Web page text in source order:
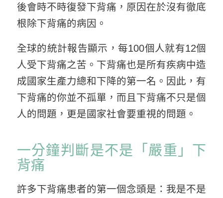
後會時不時復發下背痛，原因在於沒有徹底
根除下背痛的病因。
全球的統計報告顯示，每100個人就有12個
人受下背痛之苦。下背痛也是所有疾病中造
成國家生產力總和下降的第一名。因此，有
下背痛的你並不孤單，而且下背痛不只是個
人的問題，更是國家社會要重視的問題。
一分鐘判斷是不是「嚴重」下
背痛
許多下背痛患者的第一個念頭是：我是不是